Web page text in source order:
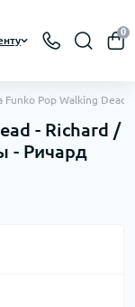
0
Funko Pop Walking
- Richard /
- Ричард